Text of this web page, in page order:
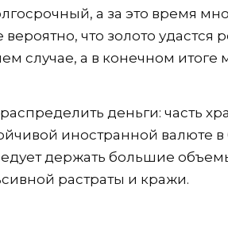
а за это время
что золото удастся
случае, а в конечном итоге
деньги: часть
иностранной валюте
держать большие
растраты и кражи.